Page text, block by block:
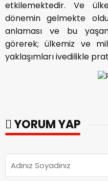
etkilemektedir. Ve
dönemin gelmekte
anlaması ve bu
görerek; ülkemiz ve
yaklaşımları ivedilikle
YORUM YAP